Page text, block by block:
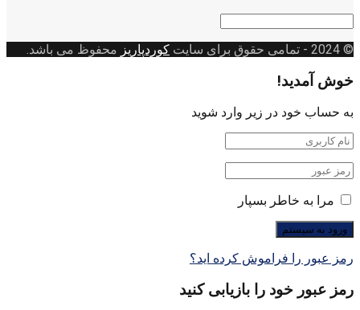
دسته
© 2024
- تمامی حقوق برای سایت کوردپاریز محفوظ می باشد.
خوش آمدید!
به حساب خود در زیر وارد شوید
مرا به خاطر بسپار
رمز عبور را فراموش کرده اید؟
رمز عبور خود را بازیابی کنید